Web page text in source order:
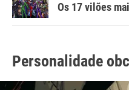
Os 17 vilões
Personalidade